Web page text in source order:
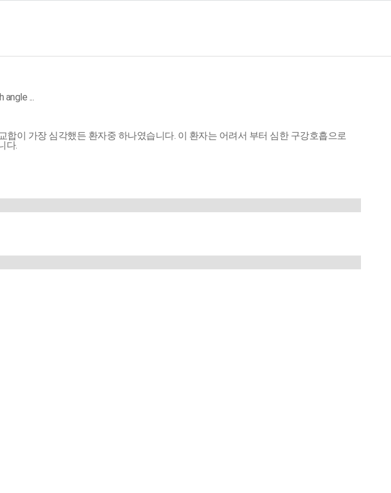
angle ...
이 가장 심각했든 환자중 하나였습니다. 이 환자는 어려서 부터 심한 구강호흡으로
다.